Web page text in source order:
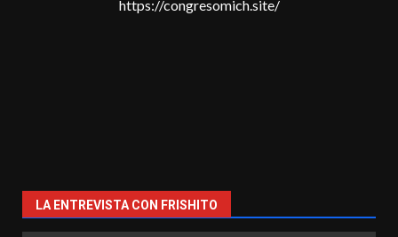
https://congresomich.site/
LA ENTREVISTA CON FRISHITO